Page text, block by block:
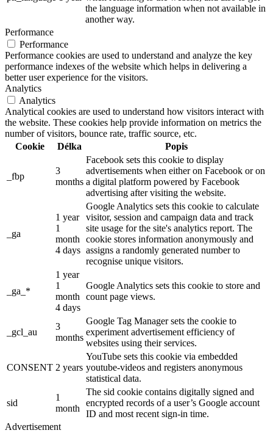
the language information when not available in
another way.
Performance
Performance
Performance cookies are used to understand and analyze the key
performance indexes of the website which helps in delivering a
better user experience for the visitors.
Analytics
Analytics
Analytical cookies are used to understand how visitors interact with
the website. These cookies help provide information on metrics the
number of visitors, bounce rate, traffic source, etc.
Cookie
Délka Popis
_fbp
3
months
Facebook sets this cookie to display
advertisements when either on Facebook or on
a digital platform powered by Facebook
advertising after visiting the website.
_ga
1 year
1
month
4 days
Google Analytics sets this cookie to calculate
visitor, session and campaign data and track
site usage for the site's analytics report. The
cookie stores information anonymously and
assigns a randomly generated number to
recognise unique visitors.
_ga_*
1 year
1
month
4 days
Google Analytics sets this cookie to store and
count page views.
_gcl_au
3
months
Google Tag Manager sets the cookie to
experiment advertisement efficiency of
websites using their services.
CONSENT 2 years
YouTube sets this cookie via embedded
youtube-videos and registers anonymous
statistical data.
sid
1
month
The sid cookie contains digitally signed and
encrypted records of a user’s Google account
ID and most recent sign-in time.
Advertisement